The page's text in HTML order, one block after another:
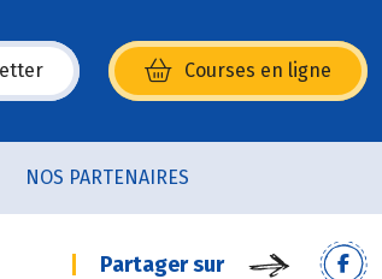
Courses en ligne
nouvelle fenêtre)
NOS PARTENAIRES
Partager sur